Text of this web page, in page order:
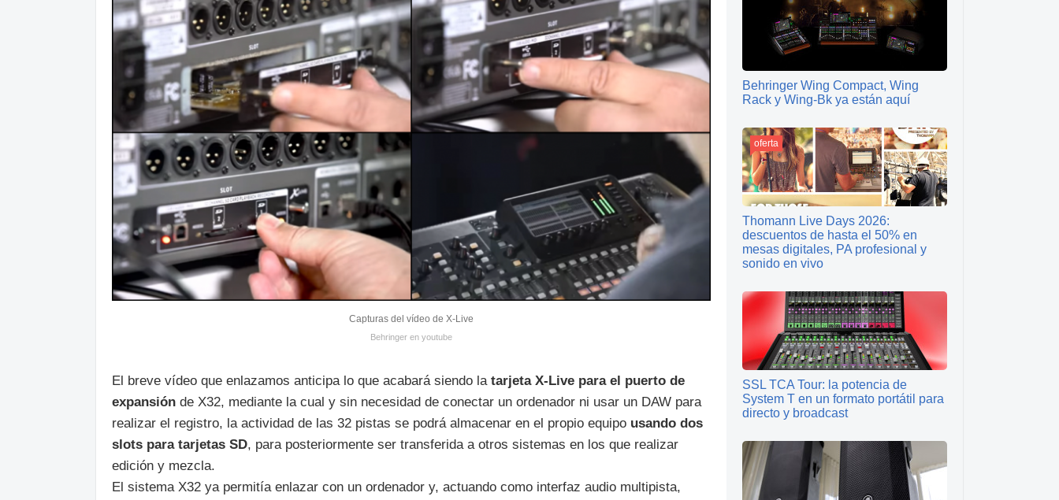
Capturas del vídeo de X-Live
Behringer en youtube
El breve vídeo que enlazamos anticipa lo que acabará siendo la tarjeta X-Live para el puerto de
expansión de X32, mediante la cual y sin necesidad de conectar un ordenador ni usar un DAW para
realizar el registro, la actividad de las 32 pistas se podrá almacenar en el propio equipo usando dos
slots para tarjetas SD, para posteriormente ser transferida a otros sistemas en los que realizar
edición y mezcla.
El sistema X32 ya permitía enlazar con un ordenador y, actuando como interfaz audio multipista,
Behringer Wing Compact, Wing
Rack y Wing-Bk ya están aquí
oferta
Thomann Live Days 2026:
descuentos de hasta el 50% en
mesas digitales, PA profesional y
sonido en vivo
SSL TCA Tour: la potencia de
System T en un formato portátil para
directo y broadcast